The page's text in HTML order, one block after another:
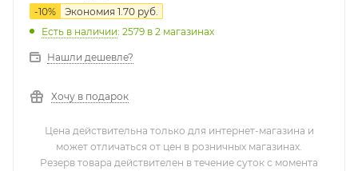
-10% Экономия 1.70 руб.
Есть в наличии: 2579 в 2 магазинах
Нашли дешевле?
Хочу в подарок
Цена действительна только для интернет-магазина и
может отличаться от цен в розничных магазинах.
Резерв товара действителен в течение суток с момента